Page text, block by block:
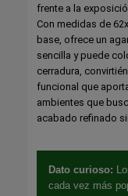
frente a la
Con medidas de
base, ofrece un
sencilla y puede
cerradura,
funcional que
ambientes que
acabado refinado
Dato curioso:
cada vez más